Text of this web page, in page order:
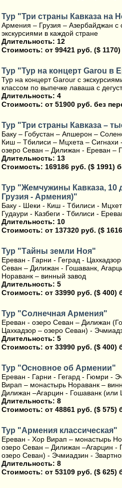
Тур "Три страны Кавказа на
Армения – Грузия – Азербайджан
экскурсиями в каждой стране
Длительность: 12
Стоимость: от 99421 руб. ($
Тур "Тур на концерт Garou в
Тур на концерт Garour с
классом по выпечке лаваша с
Длительность: 4
Стоимость: от 51900 руб. без
Тур "Три страны Кавказа –
Баку – Гобустан – Апшерон –
Киш – Тбилиси – Мцхета –
озеро Севан – Дилижан - Ереван –
Длительность: 13
Стоимость: 169186 руб. ($ 1991)
Тур "Жемчужины Кавказа, 10
Грузия - Армения)"
Баку - Шеки - Киш - Тбилиси -
Гудаури - Казбеги - Тбилиси -
Длительность: 10
Стоимость: от 137320 руб. ($
Тур "Тайны земли Ноя"
Ереван - Гарни - Геград -
Севан – Дилижан - Гошаванк,
Нораванк – винный завод
Длительность: 5
Стоимость: от 33990 руб. ($ 400)
Тур "Солнечная Армения"
Ереван - озеро Севан – Дилижан
Цахкадзор – озеро Севан) -
Длительность: 5
Стоимость: от 33990 руб. ($ 400)
Тур "Основное об Армении"
Ереван - Гарни - Гегард - Гюмри -
Вирап – монастырь Нораванк –
Дилижан –Агарцин - Гошаванк (или
Длительность: 8
Стоимость: от 48861 руб. ($ 575)
Тур "Армения классическая"
Ереван - Хор Вирап – монастырь
озеро Севан – Дилижан –Агарцин -
озеро Севан) - Эчмиадзин -
Длительность: 8
Стоимость: от 53109 руб. ($ 625)